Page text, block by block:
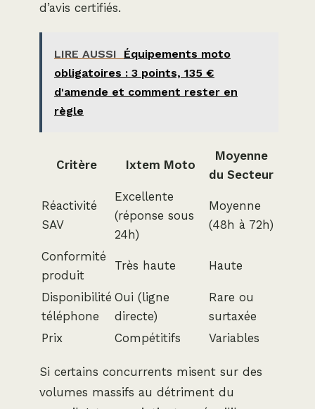
d’avis certifiés.
LIRE AUSSI
Équipements moto
obligatoires : 3 points, 135 €
d'amende et comment rester en
règle
Critère Ixtem Moto
Moyenne
du Secteur
Réactivité
SAV
Excellente
(réponse sous
24h)
Moyenne
(48h à 72h)
Conformité
produit
Très haute Haute
Disponibilité
téléphone
Oui (ligne
directe)
Rare ou
surtaxée
Prix
Compétitifs Variables
Si certains concurrents misent sur des
volumes massifs au détriment du